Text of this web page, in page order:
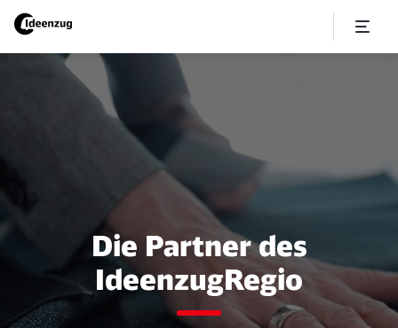
Partner des IdeenzugRegio
Die Partner des
IdeenzugRegio